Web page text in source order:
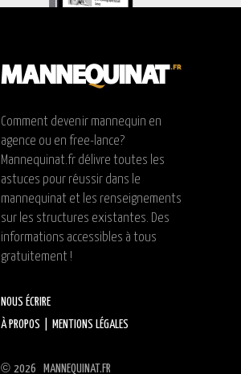
Comment devenir mannequin en
agence ou en free-lance?
Mannequinat.fr délivre toutes les
astuces pour réussir dans le
mannequinat et les renseignements
sur les structures existantes. Des
informations accessibles à tous
gratuitement !
NOUS ÉCRIRE
À PROPOS
MENTIONS LÉGALES
© 2026 MANNEQUINAT.FR